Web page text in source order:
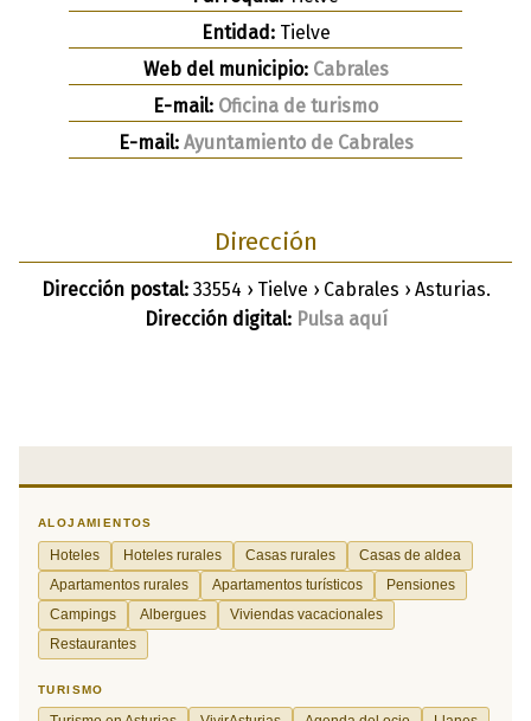
Entidad:Tielve
Web del municipio: Cabrales
E-mail: Oficina de turismo
E-mail: Ayuntamiento de Cabrales
Dirección
Dirección postal:33554 › Tielve › Cabrales › Asturias.
Dirección digital: Pulsa aquí